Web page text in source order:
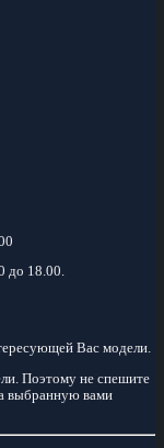
до 18.00.
Вас модели.
Поэтому не спешите
выбранную вами